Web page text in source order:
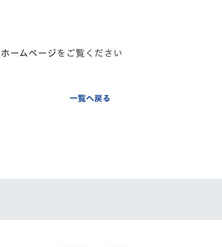
ホームページをご覧ください
一覧へ戻る